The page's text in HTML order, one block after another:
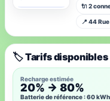
🔌 2
📍 44
🏷️ Tarifs disponibles
Recharge estimée
20% → 80%
Batterie de référence : 60 kWh